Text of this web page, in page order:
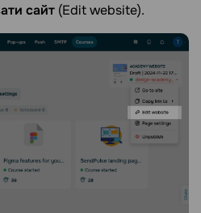
сайт (Edit website).